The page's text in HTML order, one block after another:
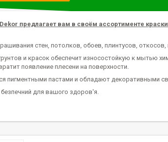
предлагает вам в своём ассортименте
стен, потолков, обоев, плинтусов,
и красок обеспечит износостойкую к мытью
появление плесени на поверхности.
пигментными пастами и обладают декоративными
безпечний для вашого здоров'я.